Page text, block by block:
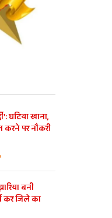
घटिया खाना,
करने पर नौकरी
बनी
कर जिले का